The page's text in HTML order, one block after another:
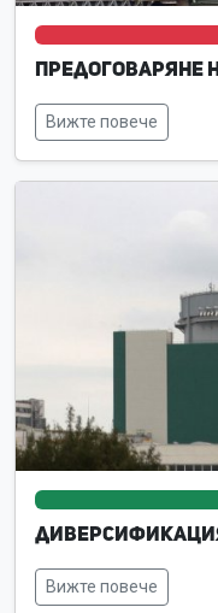
0%
0%
Предоговаряне
Вижте повече
Вижте повече